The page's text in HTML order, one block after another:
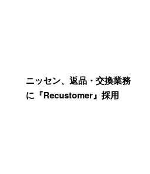
ニッセン、返品・交換業務
に『Recustomer』採用